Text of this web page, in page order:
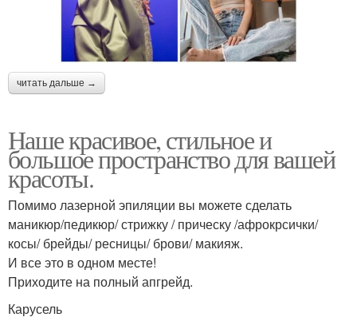
читать дальше →
Наше красивое, стильное и
большое пространство для вашей
красоты.
Помимо лазерной эпиляции вы можете сделать
маникюр/педикюр/ стрижку / прическу /афрокрсички/
косы/ брейды/ ресницы/ брови/ макияж.
И все это в одном месте!
Приходите на полный апгрейд.
Карусель